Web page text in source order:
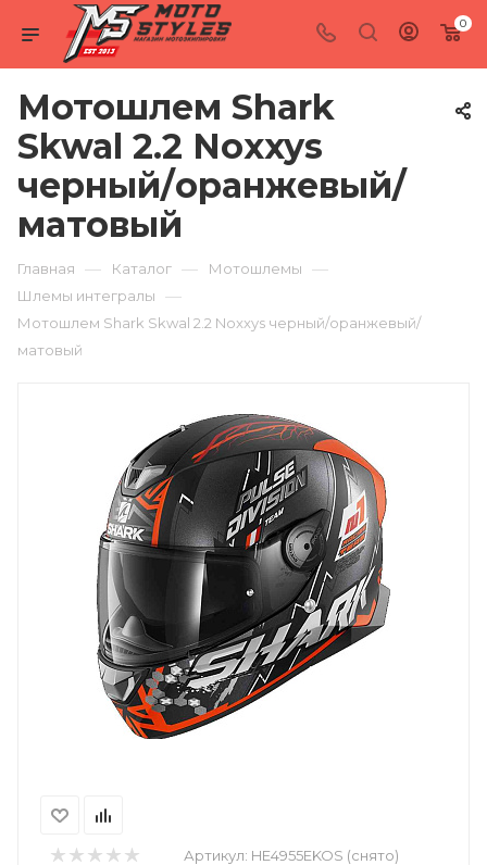
0
Мотошлем Shark
Skwal 2.2 Noxxys
черный/оранжевый/
матовый
Главная — Каталог — Мотошлемы —
Шлемы интегралы —
Мотошлем Shark Skwal 2.2 Noxxys черный/оранжевый/
матовый
Артикул: HE4955EKOS (снято)